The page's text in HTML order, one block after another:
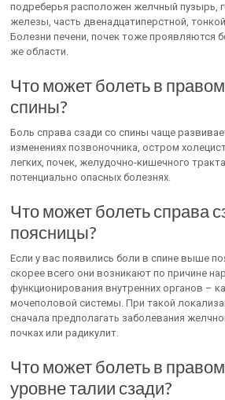
подреберья расположен желчный пузырь,
железы, часть двенадцатиперстной,
Болезни печени, почек тоже проявляются
же области.
Что может болеть в
спины?
Боль справа сзади со спины чаще
изменениях позвоночника, остром
легких, почек, желудочно-кишечного
потенциально опасных болезнях.
Что может болеть справа
поясницы?
Если у вас появились боли в спине выше
скорее всего они возникают по причине
функционирования внутренних органов –
мочеполовой системы. При такой
сначала предполагать заболевания
почках или радикулит.
Что может болеть в
уровне талии сзади?